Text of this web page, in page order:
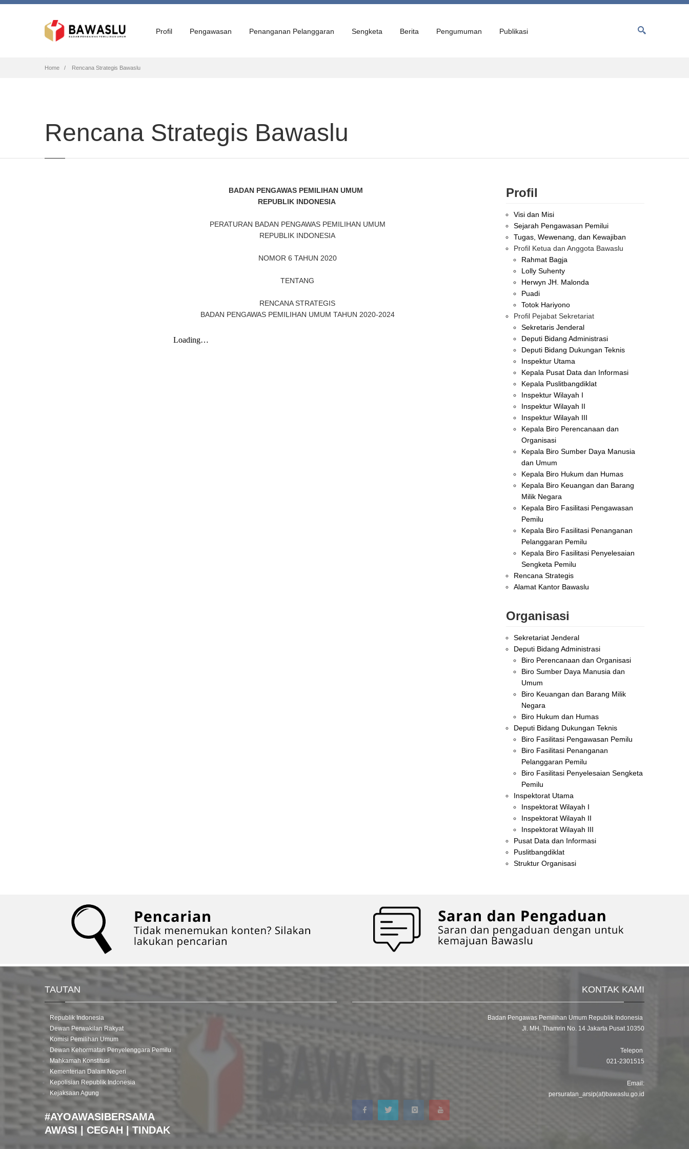
Profil Pengawasan Penanganan Pelanggaran Sengketa Berita Pengumuman Publikasi
Breadcrumb
Home Rencana Strategis Bawaslu
Rencana Strategis Bawaslu
BADAN PENGAWAS PEMILIHAN UMUM
REPUBLIK INDONESIA
PERATURAN BADAN PENGAWAS PEMILIHAN UMUM
REPUBLIK INDONESIA
NOMOR 6 TAHUN 2020
TENTANG
RENCANA STRATEGIS
BADAN PENGAWAS PEMILIHAN UMUM TAHUN 2020-2024
Profil
Visi dan Misi
Sejarah Pengawasan Pemilui
Tugas, Wewenang, dan Kewajiban
Profil Ketua dan Anggota Bawaslu
Rahmat Bagja
Lolly Suhenty
Herwyn JH. Malonda
Puadi
Totok Hariyono
Profil Pejabat Sekretariat
Sekretaris Jenderal
Deputi Bidang Administrasi
Deputi Bidang Dukungan Teknis
Inspektur Utama
Kepala Pusat Data dan Informasi
Kepala Puslitbangdiklat
Inspektur Wilayah I
Inspektur Wilayah II
Inspektur Wilayah III
Kepala Biro Perencanaan dan
Organisasi
Kepala Biro Sumber Daya Manusia
dan Umum
Kepala Biro Hukum dan Humas
Kepala Biro Keuangan dan Barang
Milik Negara
Kepala Biro Fasilitasi Pengawasan
Pemilu
Kepala Biro Fasilitasi Penanganan
Pelanggaran Pemilu
Kepala Biro Fasilitasi Penyelesaian
Sengketa Pemilu
Rencana Strategis
Alamat Kantor Bawaslu
Organisasi
Sekretariat Jenderal
Deputi Bidang Administrasi
Biro Perencanaan dan Organisasi
Biro Sumber Daya Manusia dan
Umum
Biro Keuangan dan Barang Milik
Negara
Biro Hukum dan Humas
Deputi Bidang Dukungan Teknis
Biro Fasilitasi Pengawasan Pemilu
Biro Fasilitasi Penanganan
Pelanggaran Pemilu
Biro Fasilitasi Penyelesaian Sengketa
Pemilu
Inspektorat Utama
Inspektorat Wilayah I
Inspektorat Wilayah II
Inspektorat Wilayah III
Pusat Data dan Informasi
Puslitbangdiklat
Struktur Organisasi
TAUTAN
Republik Indonesia
Dewan Perwakilan Rakyat
Komisi Pemilihan Umum
Dewan Kehormatan Penyelenggara Pemilu
Mahkamah Konstitusi
Kementerian Dalam Negeri
Kepolisian Republik Indonesia
Kejaksaan Agung
#AYOAWASIBERSAMA
AWASI | CEGAH | TINDAK
KONTAK KAMI
Badan Pengawas Pemilihan Umum Republik Indonesia
Jl. MH. Thamrin No. 14 Jakarta Pusat 10350
Telepon
021-2301515
Email:
persuratan_arsip(at)bawaslu.go.id